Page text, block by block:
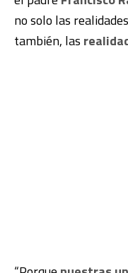
no solo las
también, las